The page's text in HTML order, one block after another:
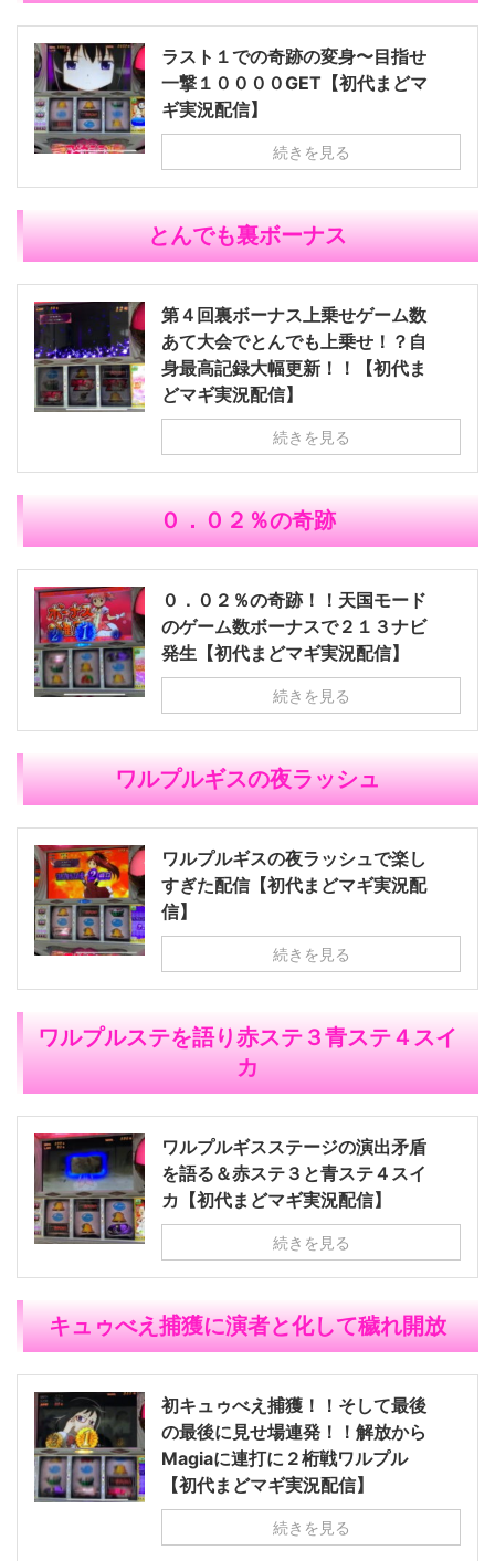
ラスト１での奇跡の変身〜目指せ
一撃１００００GET【初代まどマ
ギ実況配信】
続きを見る
とんでも裏ボーナス
第４回裏ボーナス上乗せゲーム数
あて大会でとんでも上乗せ！？自
身最高記録大幅更新！！【初代ま
どマギ実況配信】
続きを見る
０．０２％の奇跡
０．０２％の奇跡！！天国モード
のゲーム数ボーナスで２１３ナビ
発生【初代まどマギ実況配信】
続きを見る
ワルプルギスの夜ラッシュ
ワルプルギスの夜ラッシュで楽し
すぎた配信【初代まどマギ実況配
信】
続きを見る
ワルプルステを語り赤ステ３青ステ４スイ
カ
ワルプルギスステージの演出矛盾
を語る＆赤ステ３と青ステ４スイ
カ【初代まどマギ実況配信】
続きを見る
キュゥべえ捕獲に演者と化して穢れ開放
初キュゥべえ捕獲！！そして最後
の最後に見せ場連発！！解放から
Magiaに連打に２桁戦ワルプル
【初代まどマギ実況配信】
続きを見る